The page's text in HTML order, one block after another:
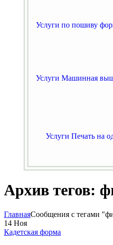
Услуги по пошиву
Услуги Машинная
Услуги Печать на
Архив тегов:
ГлавнаяСообщения с тегами
14 Ноя
Кадетская форма